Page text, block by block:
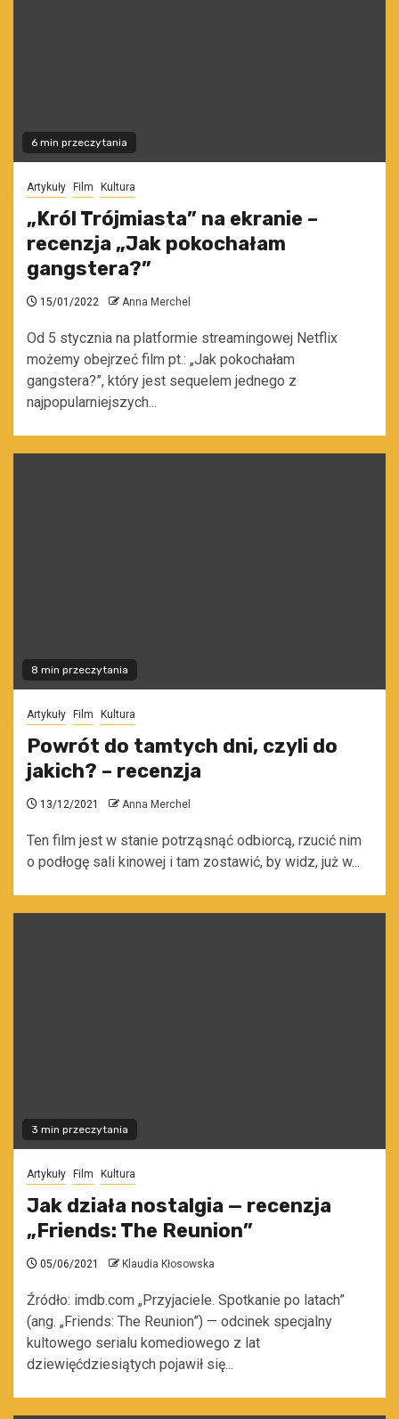
6 min przeczytania
Artykuły Film Kultura
„Król Trójmiasta” na ekranie –
recenzja „Jak pokochałam
gangstera?”
15/01/2022 Anna Merchel
Od 5 stycznia na platformie streamingowej Netflix
możemy obejrzeć film pt.: „Jak pokochałam
gangstera?”, który jest sequelem jednego z
najpopularniejszych...
8 min przeczytania
Artykuły Film Kultura
Powrót do tamtych dni, czyli do
jakich? – recenzja
13/12/2021 Anna Merchel
Ten film jest w stanie potrząsnąć odbiorcą, rzucić nim
o podłogę sali kinowej i tam zostawić, by widz, już w...
3 min przeczytania
Artykuły Film Kultura
Jak działa nostalgia — recenzja
„Friends: The Reunion”
05/06/2021 Klaudia Kłosowska
Źródło: imdb.com „Przyjaciele. Spotkanie po latach”
(ang. „Friends: The Reunion”) — odcinek specjalny
kultowego serialu komediowego z lat
dziewięćdziesiątych pojawił się...